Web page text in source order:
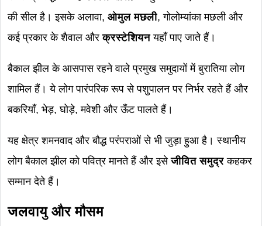
की सील है। इसके अलावा, ओमुल मछली, गोलोम्यांका मछली और
कई प्रकार के शैवाल औरक्रस्टेशियनयहाँ पाए जाते हैं।
बैकाल झील के आसपास रहने वाले प्रमुख समुदायों में बुरातिया लोग
शामिल हैं। ये लोग पारंपरिक रूप से पशुपालन पर निर्भर रहते हैं और
बकरियाँ, भेड़, घोड़े, मवेशी और ऊँट पालते हैं।
यह क्षेत्र शमनवाद और बौद्ध परंपराओं से भी जुड़ा हुआ है। स्थानीय
लोग बैकाल झील को पवित्र मानते हैं और इसेजीवित समुद्र कहकर
सम्मान देते हैं।
जलवायु और मौसम